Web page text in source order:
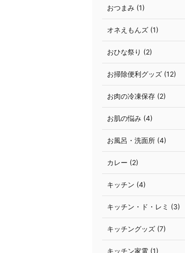
おつまみ (1)
オネえもんズ (1)
おひな祭り (2)
お掃除便利グッズ (12)
お肉の冷凍保存 (2)
お肌の悩み (4)
お風呂・洗面所 (4)
カレー (2)
キッチン (4)
キッチン・ド・レミ (3)
キッチングッズ (7)
キッチン家電 (1)